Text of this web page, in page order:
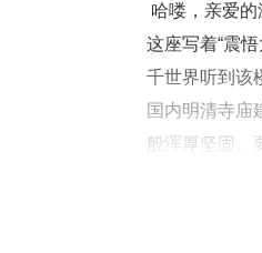
哈喽，亲爱
这座写着“震
千世界听到该
国内明清寺庙
般浑厚坚固。